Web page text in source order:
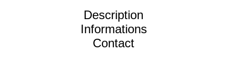
Description
Informations
Contact